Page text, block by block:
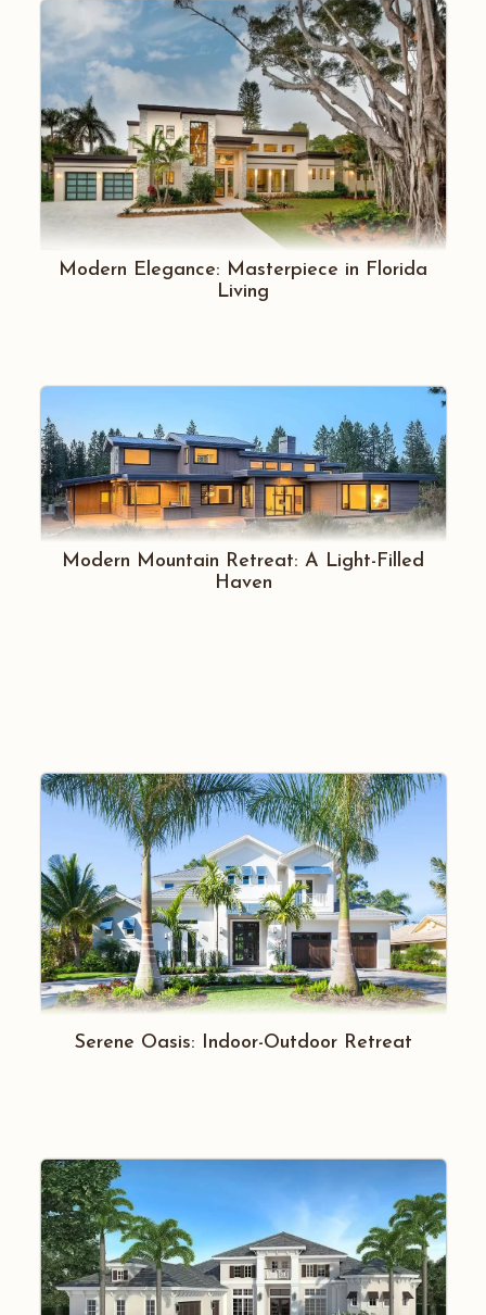
Modern Elegance: Masterpiece in Florida
Living
Modern Mountain Retreat: A Light-Filled
Haven
Serene Oasis: Indoor-Outdoor Retreat